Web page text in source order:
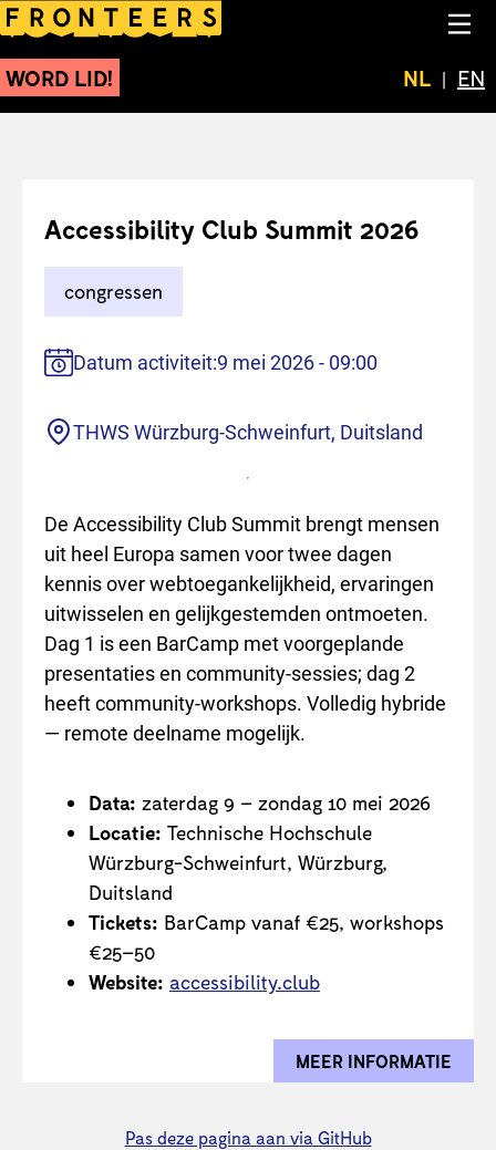
Accessibility Club
WORD LID! Huidige
NL EN
Accessibility Club Summit 2026
congressen
Datum activiteit:9 mei 2026 - 09:00
Locatie
THWS Würzburg-Schweinfurt, Duitsland
De Accessibility Club Summit brengt mensen
uit heel Europa samen voor twee dagen
kennis over webtoegankelijkheid, ervaringen
uitwisselen en gelijkgestemden ontmoeten.
Dag 1 is een BarCamp met voorgeplande
presentaties en community-sessies; dag 2
heeft community-workshops. Volledig hybride
— remote deelname mogelijk.
Data: zaterdag 9 – zondag 10 mei 2026
Locatie: Technische Hochschule
Würzburg-Schweinfurt, Würzburg,
Duitsland
Tickets: BarCamp vanaf €25, workshops
€25–50
Website: accessibility.club
MEER INFORMATIE
Pas deze pagina aan via GitHub